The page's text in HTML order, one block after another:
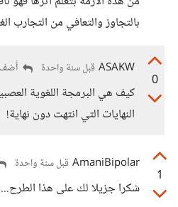
بالتجاوز والتعافي من التجارب
0
ASAKW قبل سنة واحدة
كيف هي البرمجة اللغوية
النهايات التي انتهت دون نهاية!
1
AmaniBipolar قبل سنة واحدة
شكرا جزيلا لك على هذا الطرح...